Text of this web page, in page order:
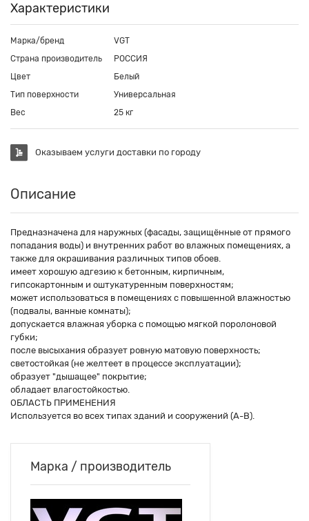
Характеристики
Марка/бренд
VGT
Страна производитель
РОССИЯ
Цвет
Белый
Тип поверхности
Универсальная
Вес
25 кг
Оказываем услуги доставки по городу
Описание
Предназначена для наружных (фасады, защищённые от прямого
попадания воды) и внутренних работ во влажных помещениях, а
также для окрашивания различных типов обоев.
имеет хорошую адгезию к бетонным, кирпичным,
гипсокартонным и оштукатуренным поверхностям;
может использоваться в помещениях с повышенной влажностью
(подвалы, ванные комнаты);
допускается влажная уборка с помощью мягкой поролоновой
губки;
после высыхания образует ровную матовую поверхность;
светостойкая (не желтеет в процессе эксплуатации);
образует "дышащее" покрытие;
обладает влагостойкостью.
ОБЛАСТЬ ПРИМЕНЕНИЯ
Используется во всех типах зданий и сооружений (А-В).
Марка / производитель